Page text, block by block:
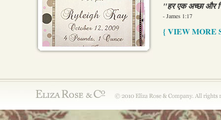
"हर एक अच्छा और
- James 1:17
{ VIEW MORE